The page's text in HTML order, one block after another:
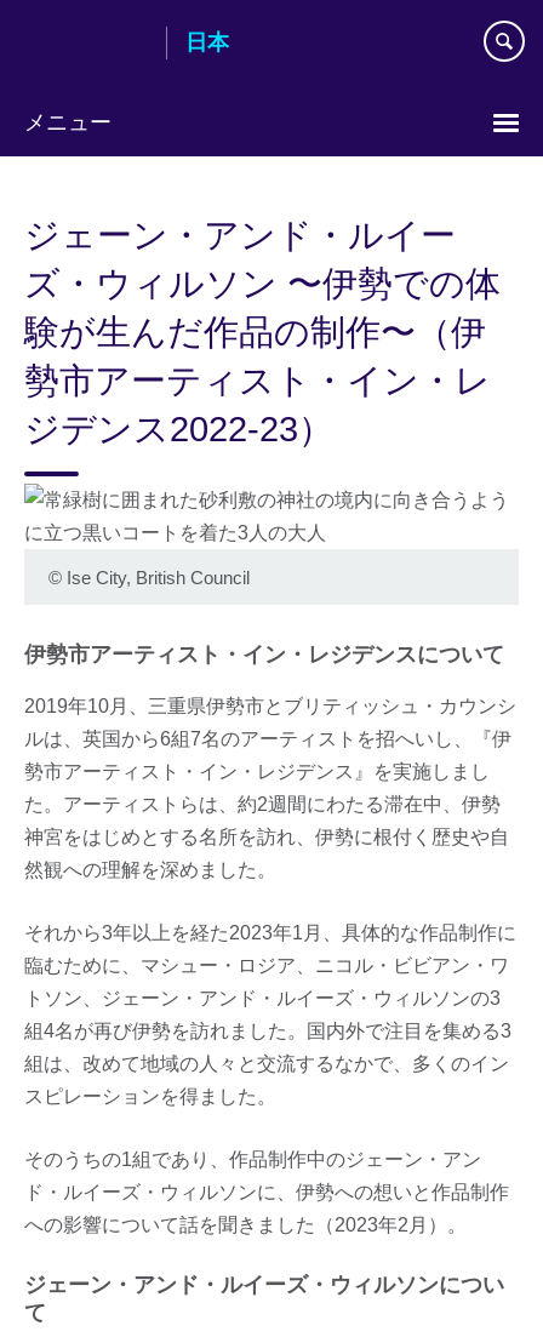
content
日本
メニュー
ジェーン・アンド・ルイー
ズ・ウィルソン 〜伊勢での体
験が生んだ作品の制作〜（伊
勢市アーティスト・イン・レ
ジデンス2022-23）
© Ise City, British Council
伊勢市アーティスト・イン・レジデンスについて
2019年10月、三重県伊勢市とブリティッシュ・カウンシ
ルは、英国から6組7名のアーティストを招へいし、『伊
勢市アーティスト・イン・レジデンス』を実施しまし
た。アーティストらは、約2週間にわたる滞在中、伊勢
神宮をはじめとする名所を訪れ、伊勢に根付く歴史や自
然観への理解を深めました。
それから3年以上を経た2023年1月、具体的な作品制作に
臨むために、マシュー・ロジア、ニコル・ビビアン・ワ
トソン、ジェーン・アンド・ルイーズ・ウィルソンの3
組4名が再び伊勢を訪れました。国内外で注目を集める3
組は、改めて地域の人々と交流するなかで、多くのイン
スピレーションを得ました。
そのうちの1組であり、作品制作中のジェーン・アン
ド・ルイーズ・ウィルソンに、伊勢への想いと作品制作
への影響について話を聞きました（2023年2月）。
ジェーン・アンド・ルイーズ・ウィルソンについ
て